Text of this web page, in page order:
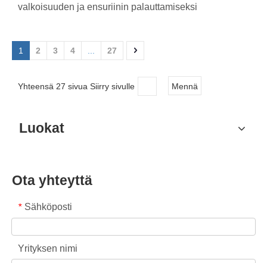
valkoisuuden ja ensuriinin palauttamiseksi
1 2 3 4 27
Yhteensä 27 sivua Siirry sivulle Mennä
Luokat
Ota yhteyttä
* Sähköposti
Yrityksen nimi